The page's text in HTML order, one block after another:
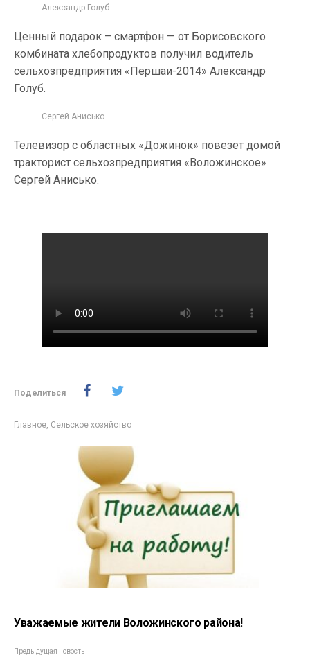
Александр Голуб
Ценный подарок – смартфон — от Борисовского
комбината хлебопродуктов получил водитель
сельхозпредприятия «Першаи-2014» Александр
Голуб.
Сергей Анисько
Телевизор с областных «Дожинок» повезет домой
тракторист сельхозпредприятия «Воложинское»
Сергей Анисько.
Поделиться
Главное, Сельское хозяйство
Уважаемые жители Воложинского района!
Предыдущая новость